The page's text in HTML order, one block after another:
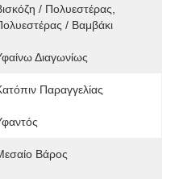
/ Πολυεστέρας,
/ Βαμβάκι
Διαγωνίως
Παραγγελίας
Βάρος